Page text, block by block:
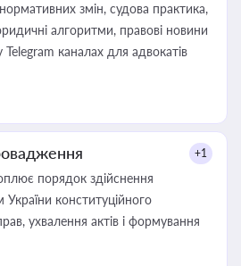
змін, судова практика,
алгоритми, правові новини
каналах для адвокатів
+1
порядок здійснення
конституційного
ухвалення актів і формування